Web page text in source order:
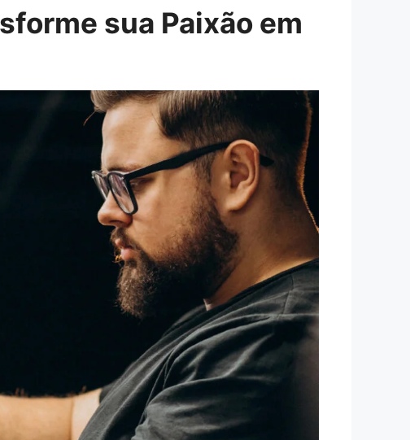
sua Paixão em